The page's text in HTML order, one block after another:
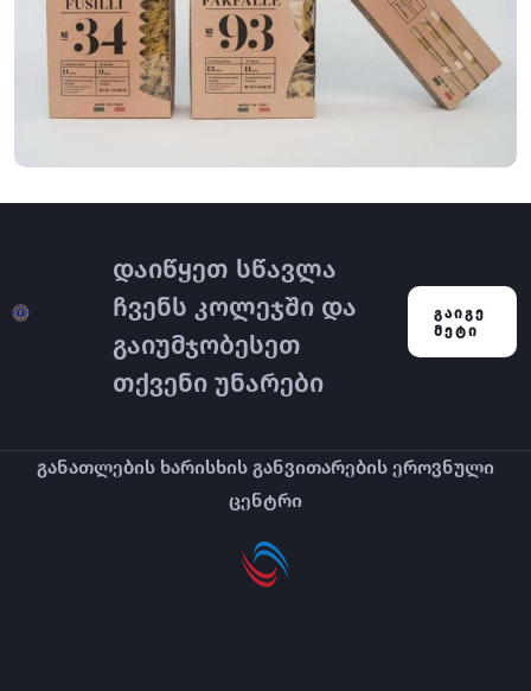
LOGO
Business card
დაიწყეთ სწავლა
ჩვენს კოლეჯში და
გაიუმჯობესეთ
თქვენი უნარები
ᲒᲐᲘᲒᲔ
ᲛᲔᲢᲘ
განათლების ხარისხის განვითარების ეროვნული
ცენტრი